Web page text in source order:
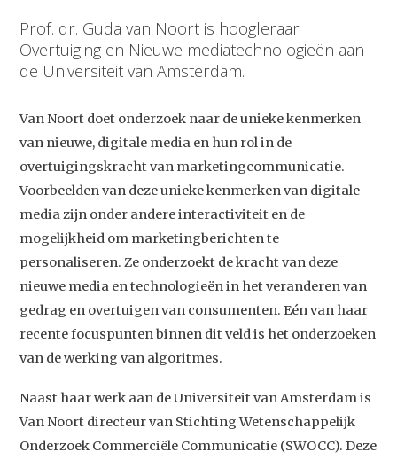
Studium Generale
Prof. dr. Guda van Noort is hoogleraar
Overtuiging en Nieuwe mediatechnologieën aan
de Universiteit van Amsterdam.
Van Noort doet onderzoek naar de unieke kenmerken
van nieuwe, digitale media en hun rol in de
overtuigingskracht van marketingcommunicatie.
Voorbeelden van deze unieke kenmerken van digitale
media zijn onder andere interactiviteit en de
mogelijkheid om marketingberichten te
personaliseren. Ze onderzoekt de kracht van deze
nieuwe media en technologieën in het veranderen van
gedrag en overtuigen van consumenten. Eén van haar
recente focuspunten binnen dit veld is het onderzoeken
van de werking van algoritmes.
Naast haar werk aan de Universiteit van Amsterdam is
Van Noort directeur van Stichting Wetenschappelijk
Onderzoek Commerciële Communicatie (SWOCC). Deze